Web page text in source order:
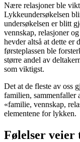
Nære relasjoner ble
Lykkeundersøkelsen
undersøkelsen er blitt
vennskap, relasjoner
hevder altså at dette er
førsteplassen ble
større andel av
som viktigst.
Det at de fleste av oss
familien, sammenfaller
«familie, vennskap,
elementene for lykken.
Følelser